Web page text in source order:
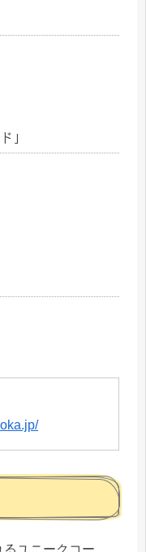
」
るユニークコー